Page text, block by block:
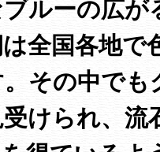
ルーの広が
全国各地で
その中でも
けられ、流